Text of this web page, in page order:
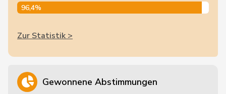
96,4%
Zur Statistik >
Gewonnene Abstimmungen